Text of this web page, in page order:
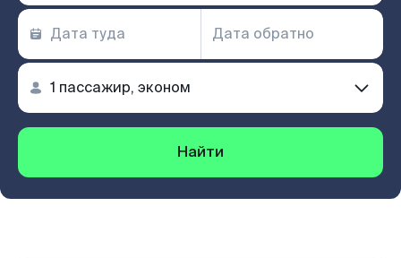
Найти